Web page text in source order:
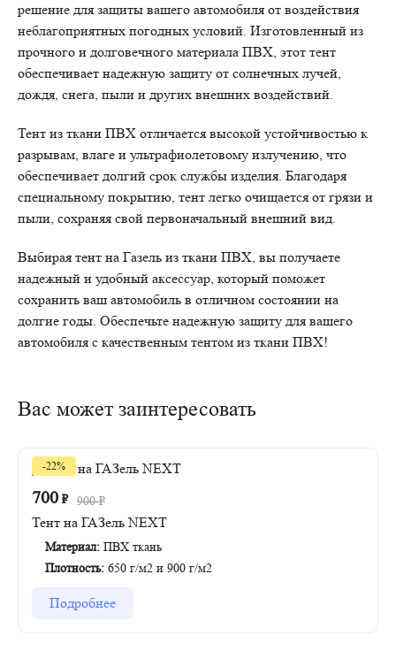
решение для защиты вашего автомобиля от воздействия
неблагоприятных погодных условий. Изготовленный из
прочного и долговечного материала ПВХ, этот тент
обеспечивает надежную защиту от солнечных лучей,
дождя, снега, пыли и других внешних воздействий.
Тент из ткани ПВХ отличается высокой устойчивостью к
разрывам, влаге и ультрафиолетовому излучению, что
обеспечивает долгий срок службы изделия. Благодаря
специальному покрытию, тент легко очищается от грязи и
пыли, сохраняя свой первоначальный внешний вид.
Выбирая тент на Газель из ткани ПВХ, вы получаете
надежный и удобный аксессуар, который поможет
сохранить ваш автомобиль в отличном состоянии на
долгие годы. Обеспечьте надежную защиту для вашего
автомобиля с качественным тентом из ткани ПВХ!
Вас может заинтересовать
-22%
700 ₽ 900₽
Тент на ГАЗель NEXT
Материал: ПВХ ткань
Плотность: 650 г/м2 и 900 г/м2
Подробнее